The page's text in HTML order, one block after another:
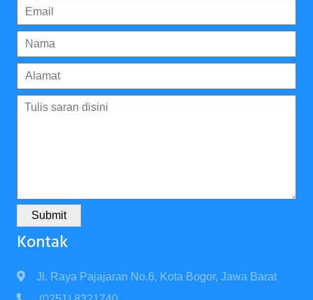
Submit
Kontak
Jl. Raya Pajajaran No.6, Kota Bogor, Jawa Barat